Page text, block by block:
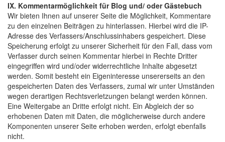
IX. Kommentarmöglichkeit für Blog und/ oder Gästebuch
Wir bieten Ihnen auf unserer Seite die Möglichkeit, Kommentare
zu den einzelnen Beiträgen zu hinterlassen. Hierbei wird die IP-
Adresse des Verfassers/Anschlussinhabers gespeichert. Diese
Speicherung erfolgt zu unserer Sicherheit für den Fall, dass vom
Verfasser durch seinen Kommentar hierbei in Rechte Dritter
eingegriffen wird und/oder widerrechtliche Inhalte abgesetzt
werden. Somit besteht ein Eigeninteresse unsererseits an den
gespeicherten Daten des Verfassers, zumal wir unter Umständen
wegen derartigen Rechtsverletzungen belangt werden können.
Eine Weitergabe an Dritte erfolgt nicht. Ein Abgleich der so
erhobenen Daten mit Daten, die möglicherweise durch andere
Komponenten unserer Seite erhoben werden, erfolgt ebenfalls
nicht.